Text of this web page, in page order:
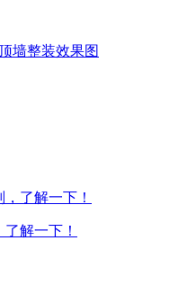
墙整装效果图
解一下！